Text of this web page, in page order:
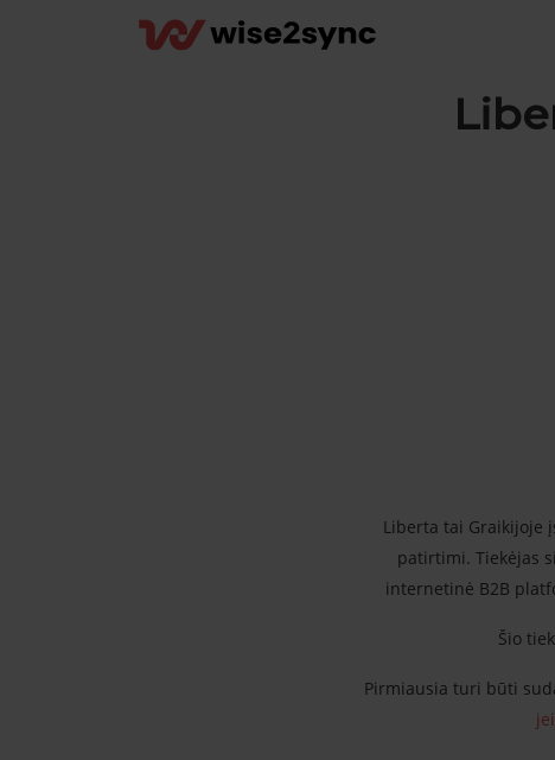
Liberta tai Graikijoje
patirtimi. Tiekėjas
internetinė B2B
Šio
Pirmiausia turi būti